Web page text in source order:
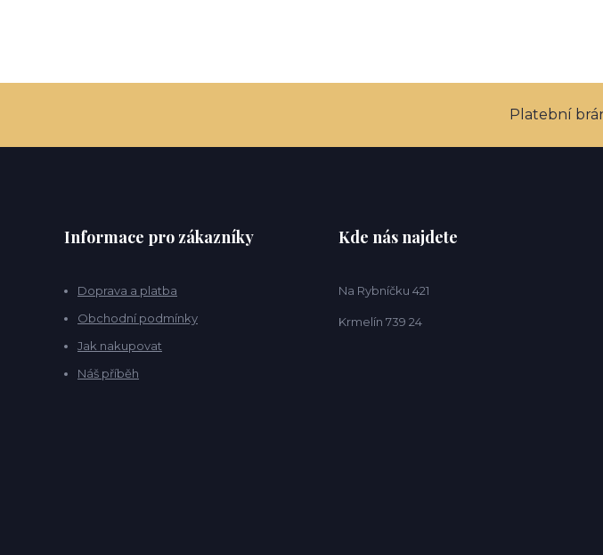
Platební
Informace pro zákazníky
Doprava a platba
Obchodní podmínky
Jak nakupovat
Náš příběh
Kde nás najdete
Na Rybníčku 421
Krmelín 739 24